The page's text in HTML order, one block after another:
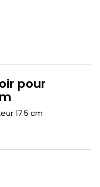
pour
17.5 cm